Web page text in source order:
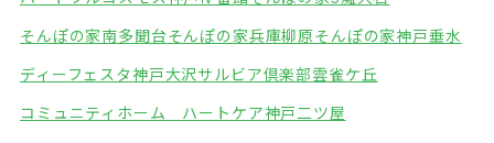
そんぽの家南多聞台そんぽの家兵庫柳原そんぽの家神戸垂水
ディーフェスタ神戸大沢サルビア倶楽部雲雀ケ丘
コミュニティホーム ハートケア神戸二ツ屋